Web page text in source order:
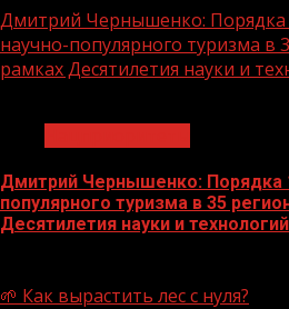
Дмитрий Чернышенко:
научно-популярного туризма в
рамках Десятилетия науки и
Дмитрий Чернышенко: Порядка
популярного туризма в 35
Десятилетия науки и технологий
🌱 Как вырастить лес с нуля?